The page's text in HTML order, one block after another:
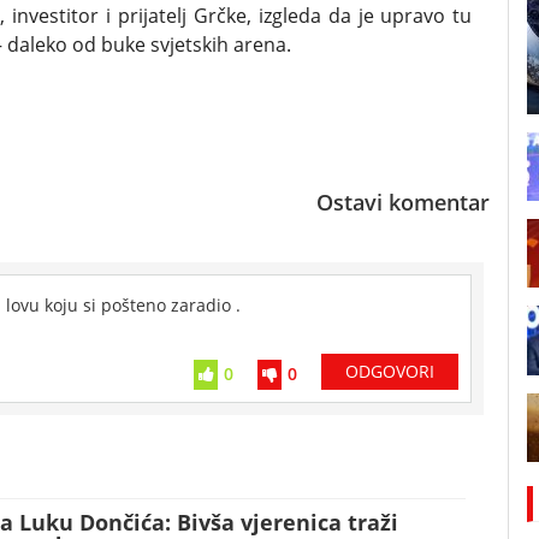
investitor i prijatelj Grčke, izgleda da je upravo tu
od buke svjetskih arena.
Ostavi komentar
koju si pošteno zaradio .
0 0 ODGOVORI
Luku Dončića: Bivša vjerenica traži